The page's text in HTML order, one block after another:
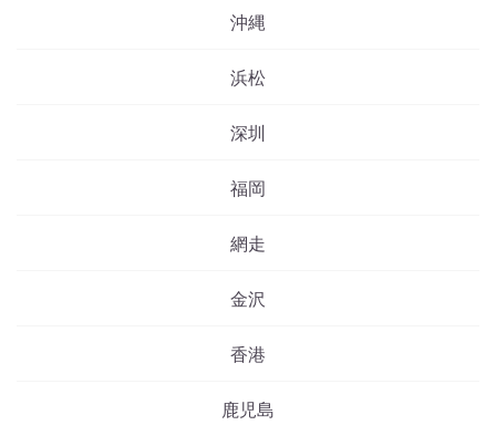
沖縄
浜松
深圳
福岡
網走
金沢
香港
鹿児島